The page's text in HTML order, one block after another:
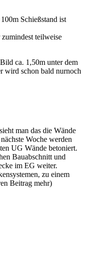
Schießstand ist
teilweise
ca. 1,50m unter dem
wird schon bald nurnoch
man das die Wände
Woche werden
UG Wände betoniert.
Bauabschnitt und
im EG weiter.
zu einem
Beitrag mehr)